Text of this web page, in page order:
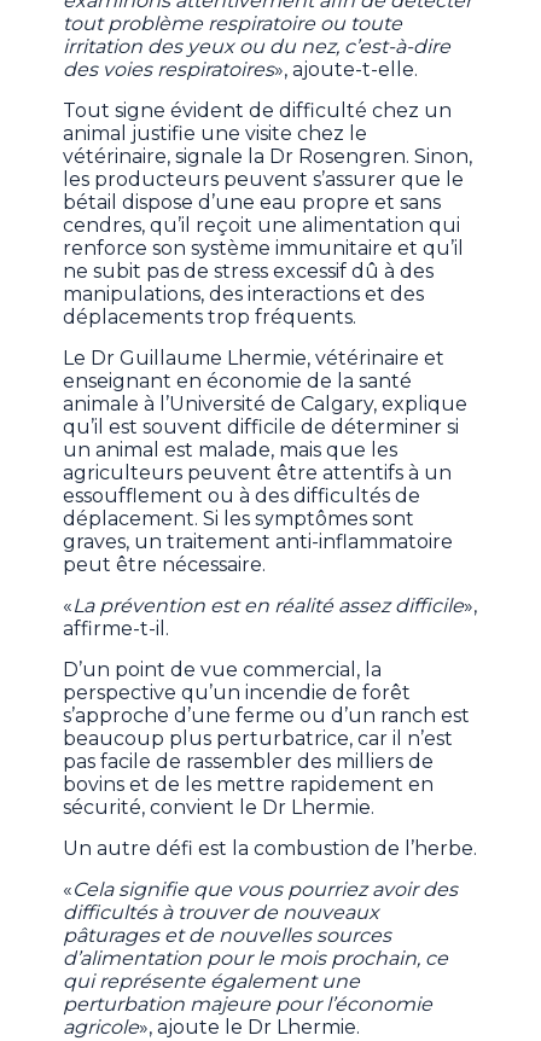
tout problème respiratoire ou toute
irritation des yeux ou du nez, c’est-à-dire
des voies respiratoires», ajoute-t-elle.
Tout signe évident de difficulté chez un
animal justifie une visite chez le
vétérinaire, signale la Dr Rosengren. Sinon,
les producteurs peuvent s’assurer que le
bétail dispose d’une eau propre et sans
cendres, qu’il reçoit une alimentation qui
renforce son système immunitaire et qu’il
ne subit pas de stress excessif dû à des
manipulations, des interactions et des
déplacements trop fréquents.
Le Dr Guillaume Lhermie, vétérinaire et
enseignant en économie de la santé
animale à l’Université de Calgary, explique
qu’il est souvent difficile de déterminer si
un animal est malade, mais que les
agriculteurs peuvent être attentifs à un
essoufflement ou à des difficultés de
déplacement. Si les symptômes sont
graves, un traitement anti-inflammatoire
peut être nécessaire.
«La prévention est en réalité assez difficile»,
affirme-t-il.
D’un point de vue commercial, la
perspective qu’un incendie de forêt
s’approche d’une ferme ou d’un ranch est
beaucoup plus perturbatrice, car il n’est
pas facile de rassembler des milliers de
bovins et de les mettre rapidement en
sécurité, convient le Dr Lhermie.
Un autre défi est la combustion de l’herbe.
«Cela signifie que vous pourriez avoir des
difficultés à trouver de nouveaux
pâturages et de nouvelles sources
d’alimentation pour le mois prochain, ce
qui représente également une
perturbation majeure pour l’économie
agricole», ajoute le Dr Lhermie.